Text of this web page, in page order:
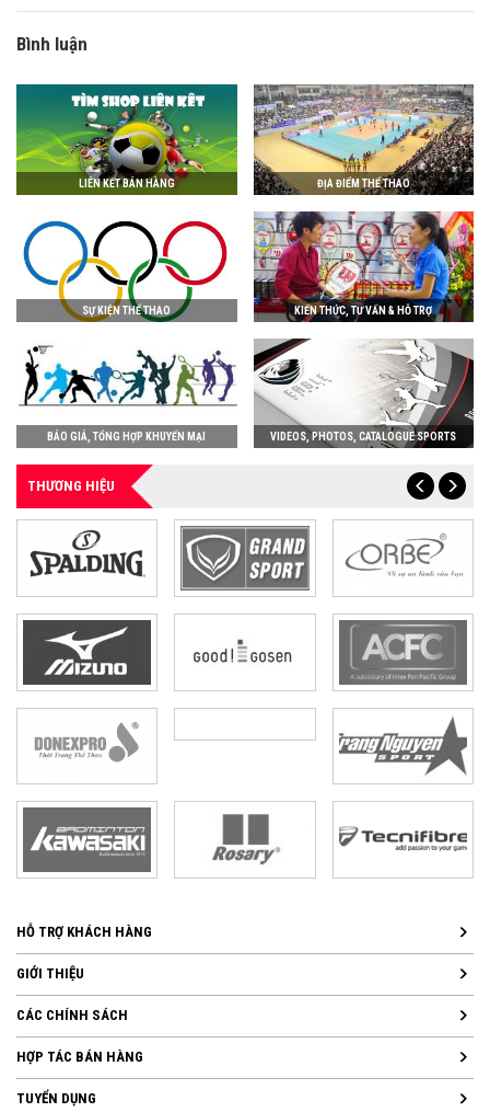
Bình luận
LIÊN KẾT BÁN HÀNG ĐỊA ĐIỂM THỂ THAO
SỰ KIỆN THỂ THAO KIẾN THỨC, TƯ VẤN & HỖ TRỢ
BÁO GIÁ, TỔNG HỢP KHUYẾN MẠI VIDEOS, PHOTOS, CATALOGUE SPORTS
THƯƠNG HIỆU
HỖ TRỢ KHÁCH HÀNG
GIỚI THIỆU
CÁC CHÍNH SÁCH
HỢP TÁC BÁN HÀNG
TUYỂN DỤNG